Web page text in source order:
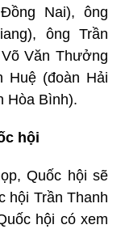
Nai), ông
ông Trần
Văn Thưởng
Huệ (đoàn Hải
Hòa Bình).
hội
Quốc hội sẽ
hội Trần Thanh
hội có xem